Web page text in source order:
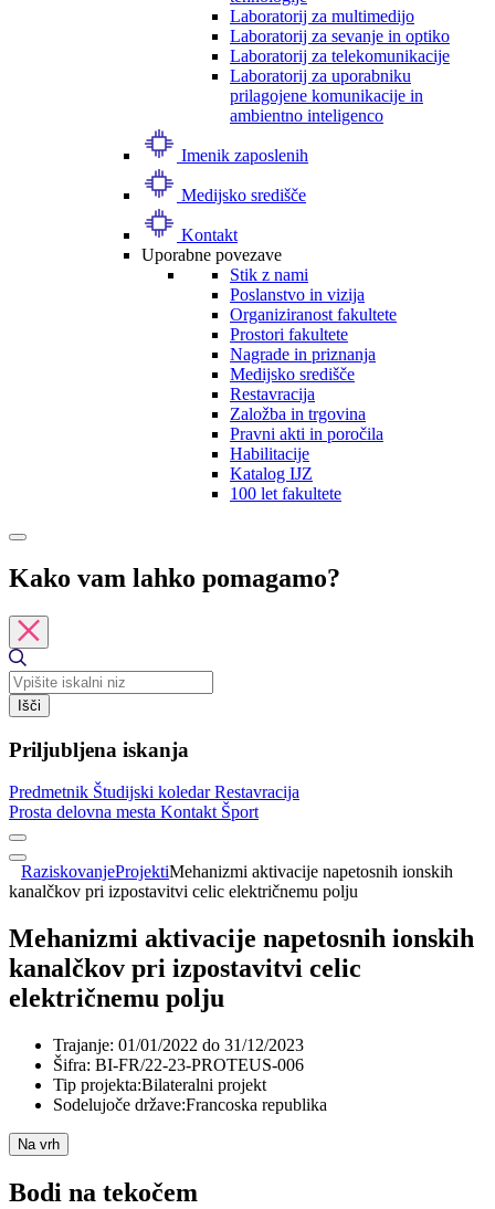
Laboratorij za multimedijo
Laboratorij za sevanje in optiko
Laboratorij za telekomunikacije
Laboratorij za uporabniku
prilagojene komunikacije in
ambientno inteligenco
Imenik zaposlenih
Medijsko središče
Kontakt
Uporabne povezave
Stik z nami
Poslanstvo in vizija
Organiziranost fakultete
Prostori fakultete
Nagrade in priznanja
Medijsko središče
Restavracija
Založba in trgovina
Pravni akti in poročila
Habilitacije
Katalog IJZ
100 let fakultete
Kako vam lahko pomagamo?
Išči
Priljubljena iskanja
Predmetnik Študijski koledarRestavracija
Prosta delovna mesta Kontakt Šport
RaziskovanjeProjektiMehanizmi aktivacije napetosnih ionskih
kanalčkov pri izpostavitvi celic električnemu polju
Mehanizmi aktivacije napetosnih ionskih
kanalčkov pri izpostavitvi celic
električnemu polju
Trajanje: 01/01/2022 do 31/12/2023
Šifra: BI-FR/22-23-PROTEUS-006
Tip projekta:Bilateralni projekt
Sodelujoče države:Francoska republika
Na vrh
Bodi na tekočem